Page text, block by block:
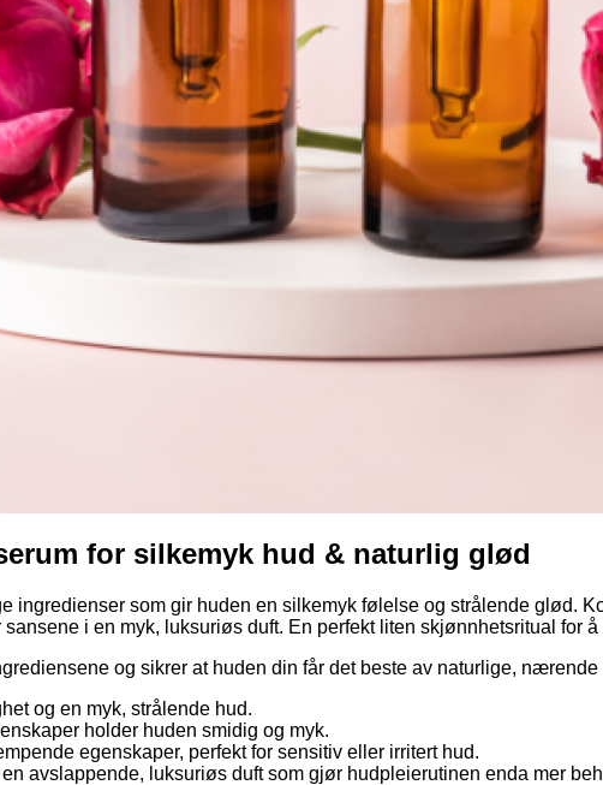
for silkemyk hud & naturlig glød
ingredienser som gir huden en silkemyk følelse og strålende glød.
i en myk, luksuriøs duft. En perfekt liten skjønnhetsritual for
og sikrer at huden din får det beste av naturlige,
og en myk, strålende hud.
holder huden smidig og myk.
egenskaper, perfekt for sensitiv eller irritert hud.
avslappende, luksuriøs duft som gjør hudpleierutinen enda mer